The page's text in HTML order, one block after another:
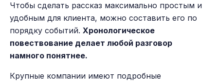
Чтобы сделать рассказ максимально простым и
удобным для клиента, можно составить его по
порядку событий. Хронологическое
повествование делает любой разговор
намного понятнее.
Крупные компании имеют подробные